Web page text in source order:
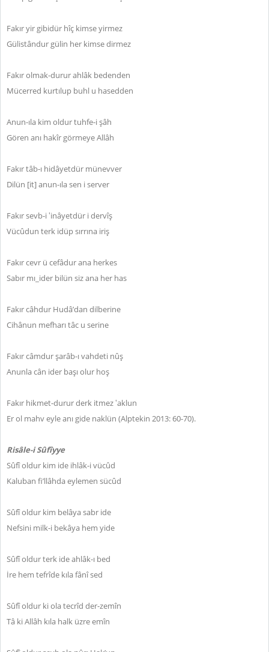
Fakır yir gibidür hîç kimse yirmez
Gülistândur gülin her kimse dirmez
Fakır olmak-durur ahlâk bedenden
Mücerred kurtılup buhl u hasedden
Anun-ıla kim oldur tuhfe-i şâh
Gören anı hakîr görmeye Allâh
Fakır tâb-ı hidâyetdür münevver
Dilün [it] anun-ıla sen i server
Fakır sevb-i ‛inâyetdür i dervîş
Vücûdun terk idüp sırrına iriş
Fakır cevr ü cefâdur ana herkes
Sabır mı_ider bilün siz ana her has
Fakır câhdur Hudâ’dan dilberine
Cihânun mefharı tâc u serine
Fakır câmdur şarâb-ı vahdeti nûş
Anunla cân ider başı olur hoş
Fakır hikmet-durur derk itmez ‛aklun
Er ol mahv eyle anı gide naklün (Alptekin 2013: 60-70).
Risâle-i Sûfîyye
Sûfî oldur kim ide ihlâk-i vücûd
Kaluban fi’llâhda eylemen sücûd
Sûfî oldur kim belâya sabr ide
Nefsini milk-i bekâya hem yide
Sûfî oldur terk ide ahlâk-ı bed
İre hem tefrîde kıla fânî sed
Sûfî oldur ki ola tecrîd der-zemîn
Tâ ki Allâh kıla halk üzre emîn